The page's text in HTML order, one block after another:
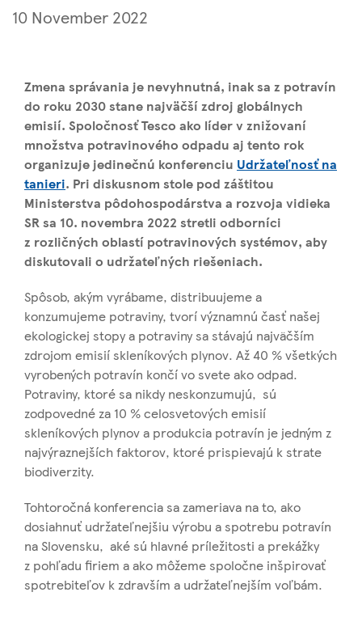
10 November 2022
Zmena správania je nevyhnutná, inak sa z potravín
do roku 2030 stane najväčší zdroj globálnych
emisií. Spoločnosť Tesco ako líder v znižovaní
množstva potravinového odpadu aj tento rok
organizuje jedinečnú konferenciu Udržateľnosť na
tanieri. Pri diskusnom stole pod záštitou
Ministerstva pôdohospodárstva a rozvoja vidieka
SR sa 10. novembra 2022 stretli odborníci
z rozličných oblastí potravinových systémov, aby
diskutovali o udržateľných riešeniach.
Spôsob, akým vyrábame, distribuujeme a
konzumujeme potraviny, tvorí významnú časť našej
ekologickej stopy a potraviny sa stávajú najväčším
zdrojom emisií skleníkových plynov. Až 40 % všetkých
vyrobených potravín končí vo svete ako odpad.
Potraviny, ktoré sa nikdy neskonzumujú, sú
zodpovedné za 10 % celosvetových emisií
skleníkových plynov a produkcia potravín je jedným z
najvýraznejších faktorov, ktoré prispievajú k strate
biodiverzity.
Tohtoročná konferencia sa zameriava na to, ako
dosiahnuť udržateľnejšiu výrobu a spotrebu potravín
na Slovensku, aké sú hlavné príležitosti a prekážky
z pohľadu firiem a ako môžeme spoločne inšpirovať
spotrebiteľov k zdravším a udržateľnejším voľbám.